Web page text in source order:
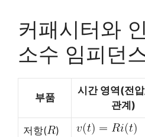
커패시터와
소수 임피던
부품
시간 영역(전
관계)
저항( )